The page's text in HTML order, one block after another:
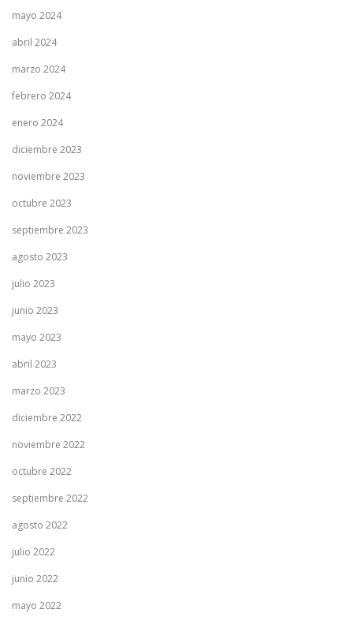
mayo 2024
abril 2024
marzo 2024
febrero 2024
enero 2024
diciembre 2023
noviembre 2023
octubre 2023
septiembre 2023
agosto 2023
julio 2023
junio 2023
mayo 2023
abril 2023
marzo 2023
diciembre 2022
noviembre 2022
octubre 2022
septiembre 2022
agosto 2022
julio 2022
junio 2022
mayo 2022